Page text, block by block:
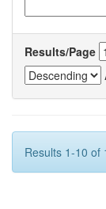
Results/Page
Results 1-10 of